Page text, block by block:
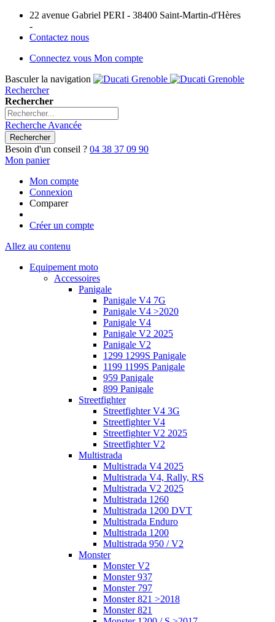
22 avenue Gabriel PERI - 38400 Saint-Martin-d'Hères
-
Contactez nous
Connectez vous Mon compte
Basculer la navigation
Rechercher
Rechercher
Recherche Avancée
Rechercher
Besoin d'un conseil ? 04 38 37 09 90
Mon panier
Mon compte
Connexion
Comparer
Créer un compte
Allez au contenu
Equipement moto
Accessoires
Panigale
Panigale V4 7G
Panigale V4 >2020
Panigale V4
Panigale V2 2025
Panigale V2
1299 1299S Panigale
1199 1199S Panigale
959 Panigale
899 Panigale
Streetfighter
Streetfighter V4 3G
Streetfighter V4
Streetfighter V2 2025
Streetfighter V2
Multistrada
Multistrada V4 2025
Multistrada V4, Rally, RS
Multistrada V2 2025
Multistrada 1260
Multistrada 1200 DVT
Multistrada Enduro
Multistrada 1200
Multistrada 950 / V2
Monster
Monster V2
Monster 937
Monster 797
Monster 821 >2018
Monster 821